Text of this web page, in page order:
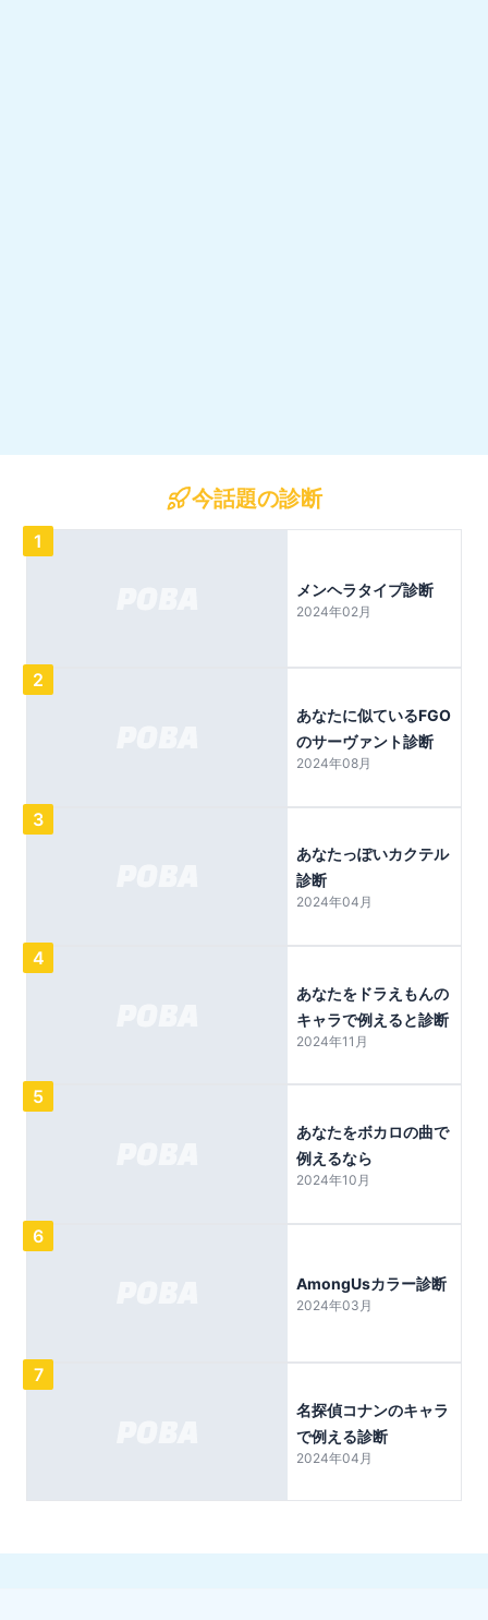
今話題の診断
1
メンヘラタイプ診断
2024年02月
2
あなたに似ているFGO
のサーヴァント診断
2024年08月
3
あなたっぽいカクテル
診断
2024年04月
4
あなたをドラえもんの
キャラで例えると診断
2024年11月
5
あなたをボカロの曲で
例えるなら
2024年10月
6
AmongUsカラー診断
2024年03月
7
名探偵コナンのキャラ
で例える診断
2024年04月